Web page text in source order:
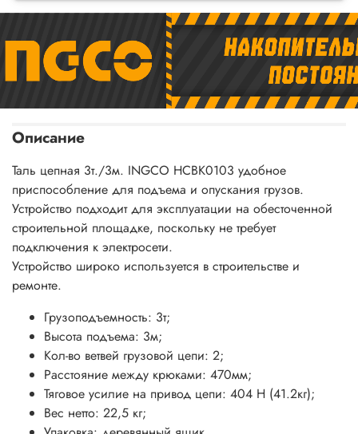
Описание
Таль цепная 3т./3м. INGCO HCBK0103 удобное
приспособление для подъема и опускания грузов.
Устройство подходит для эксплуатации на обесточенной
строительной площадке, поскольку не требует
подключения к электросети.
Устройство широко используется в строительстве и
ремонте.
Грузоподъемность: 3т;
Высота подъема: 3м;
Кол-во ветвей грузовой цепи: 2;
Расстояние между крюками: 470мм;
Тяговое усилие на привод цепи: 404 Н (41.2кг);
Вес нетто: 22,5 кг;